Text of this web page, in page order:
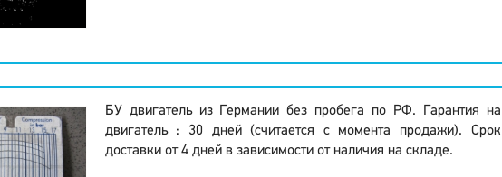
БУ двигатель из Германии без пробега по РФ. Гарантия на
двигатель : 30 дней (считается с момента продажи). Срок
доставки от 4 дней в зависимости от наличия на складе.